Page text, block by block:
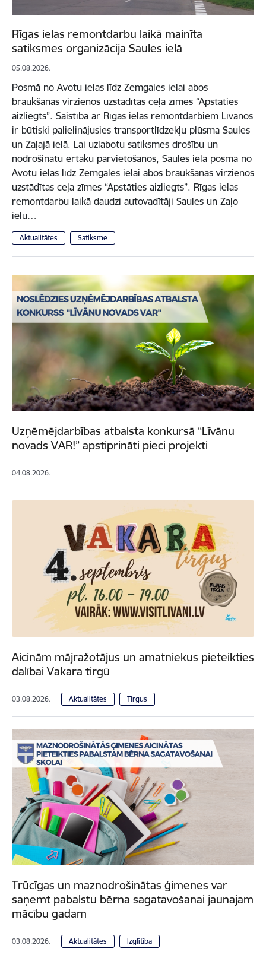
Rīgas ielas remontdarbu laikā mainīta
satiksmes organizācija Saules ielā
05.08.2026.
Posmā no Avotu ielas līdz Zemgales ielai abos
braukšanas virzienos uzstādītas ceļa zīmes “Apstāties
aizliegts”. Saistībā ar Rīgas ielas remontdarbiem Līvānos
ir būtiski palielinājusies transportlīdzekļu plūsma Saules
un Zaļajā ielā. Lai uzlabotu satiksmes drošību un
nodrošinātu ērtāku pārvietošanos, Saules ielā posmā no
Avotu ielas līdz Zemgales ielai abos braukšanas virzienos
uzstādītas ceļa zīmes “Apstāties aizliegts”. Rīgas ielas
remontdarbu laikā daudzi autovadītāji Saules un Zaļo
ielu…
Aktualitātes Satiksme
Uzņēmējdarbības atbalsta konkursā “Līvānu
novads VAR!” apstiprināti pieci projekti
04.08.2026.
Aicinām mājražotājus un amatniekus pieteikties
dalībai Vakara tirgū
03.08.2026. Aktualitātes Tirgus
Trūcīgas un maznodrošinātas ģimenes var
saņemt pabalstu bērna sagatavošanai jaunajam
mācību gadam
03.08.2026. Aktualitātes Izglītība